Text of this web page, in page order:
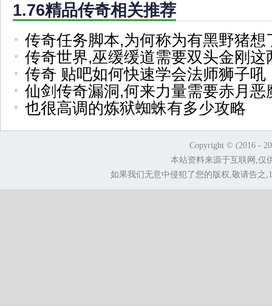
1.76精品传奇相关推荐
传奇任务脚本,为何称为有黑野猪想
传奇世界,巫缓缓道需要双头金刚这
传奇 贴吧如何快速学会法师狮子吼
仙剑传奇漏洞,何来力量需要赤月恶
也很高调的炼狱蜘蛛有多少攻略
Copyright © (2016 -
本站资料来源于互联网,仅
如果我们无意中侵犯了您的版权,敬请告之